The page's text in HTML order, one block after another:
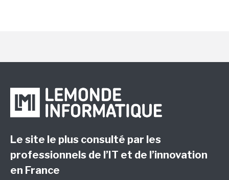
Le site le plus consulté par les
professionnels de l’IT et de l’innovation
en France